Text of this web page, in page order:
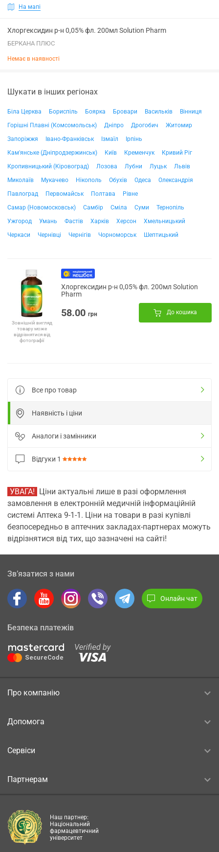
На мапі
Хлоргексидин р-н 0,05% фл. 200мл Solution Pharm
БЕРКАНА ПЛЮС
Немає в наявності
Шукати в інших регіонах
Біла Церква Бориспіль Боярка Бровари Васильків
Вінниця
Горішні Плавні (Комсомольськ)
Дніпро Дрогобич
Житомир
Запоріжжя
Івано-Франківськ Ізмаїл
Ірпінь
Кам'янське (Дніпродзержинськ)
Київ Кременчук
Кривий Ріг
Кропивницький (Кіровоград)
Лозова Лубни Луцьк
Львів
Миколаїв
Мукачево Нікополь Обухів Одеса
Олександрія
Павлоград
Первомайськ Полтава
Рівне
Самар (Новомосковськ)
Самбір Сміла Суми
Тернопіль
Ужгород
Умань Фастів Харків Херсон
Хмельницький
Черкаси
Чернівці Чернігів Чорноморськ Шептицький
Зовнішній вигляд
товару може
відрізнятися від
фотографії
Хлоргексидин р-н 0,05% фл. 200мл Solution
Pharm
58.00 грн До кошика
Все про товар
Наявність і ціни
Аналоги і замінники
Відгуки 1
УВАГА! Ціни актуальні лише в разі оформлення
замовлення в електронній медичній інформаційній
системі Аптека 9-1-1. Ціни на товари в разі купівлі
безпосередньо в аптечних закладах-партнерах можуть
відрізнятися від тих, що зазначені на сайті!
Зв’язатися з нами
Онлайн чат
Безпека платежів
Про компанію
Допомога
Сервіси
Партнерам
Наш партнер:
Національний
фармацевтичний
університет